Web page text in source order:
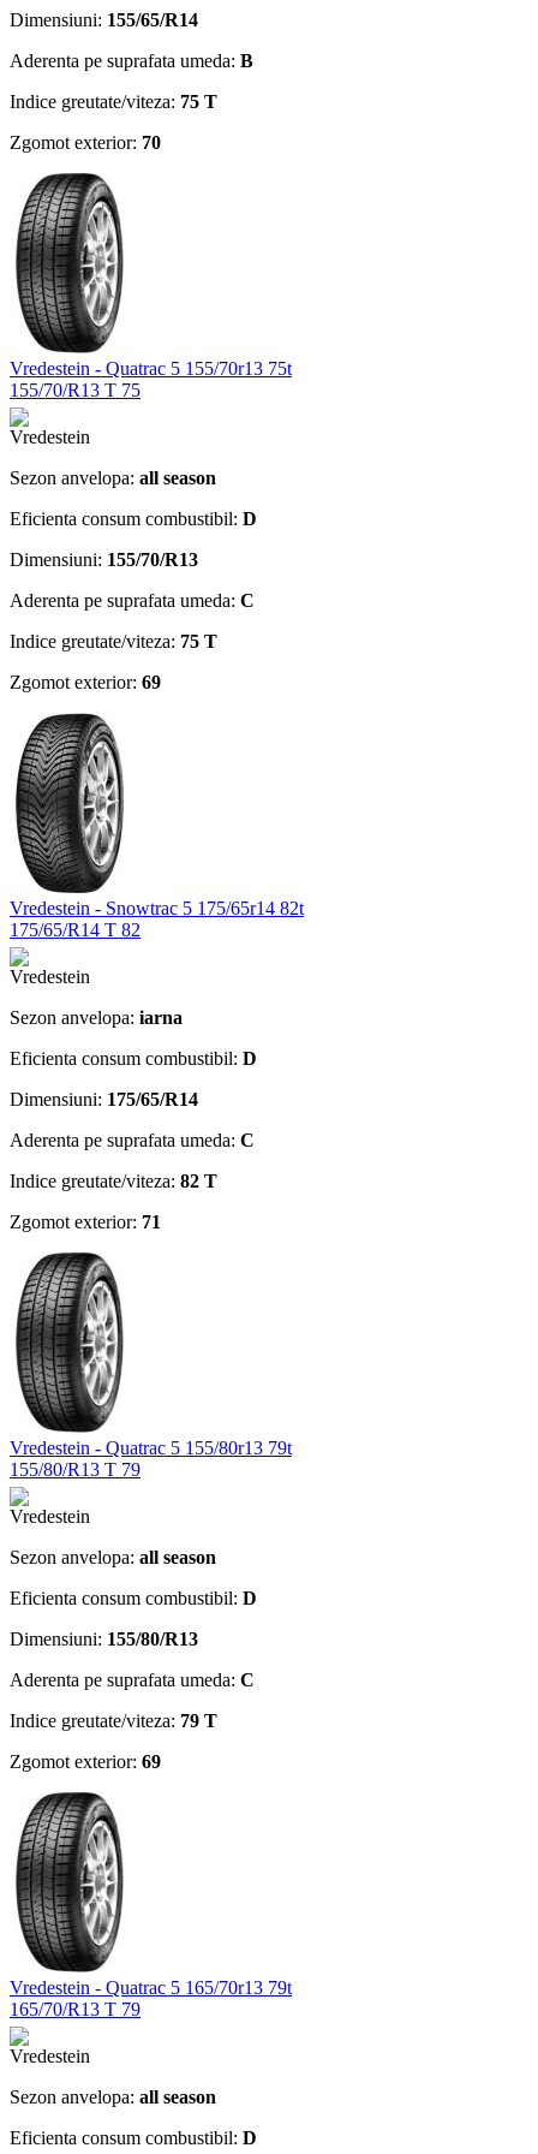
Dimensiuni: 155/65/R14
Aderenta pe suprafata umeda: B
Indice greutate/viteza: 75 T
Zgomot exterior: 70
Vredestein - Quatrac 5 155/70r13 75t
155/70/R13 T 75
Sezon anvelopa: all season
Eficienta consum combustibil: D
Dimensiuni: 155/70/R13
Aderenta pe suprafata umeda: C
Indice greutate/viteza: 75 T
Zgomot exterior: 69
Vredestein - Snowtrac 5 175/65r14 82t
175/65/R14 T 82
Sezon anvelopa: iarna
Eficienta consum combustibil: D
Dimensiuni: 175/65/R14
Aderenta pe suprafata umeda: C
Indice greutate/viteza: 82 T
Zgomot exterior: 71
Vredestein - Quatrac 5 155/80r13 79t
155/80/R13 T 79
Sezon anvelopa: all season
Eficienta consum combustibil: D
Dimensiuni: 155/80/R13
Aderenta pe suprafata umeda: C
Indice greutate/viteza: 79 T
Zgomot exterior: 69
Vredestein - Quatrac 5 165/70r13 79t
165/70/R13 T 79
Sezon anvelopa: all season
Eficienta consum combustibil: D